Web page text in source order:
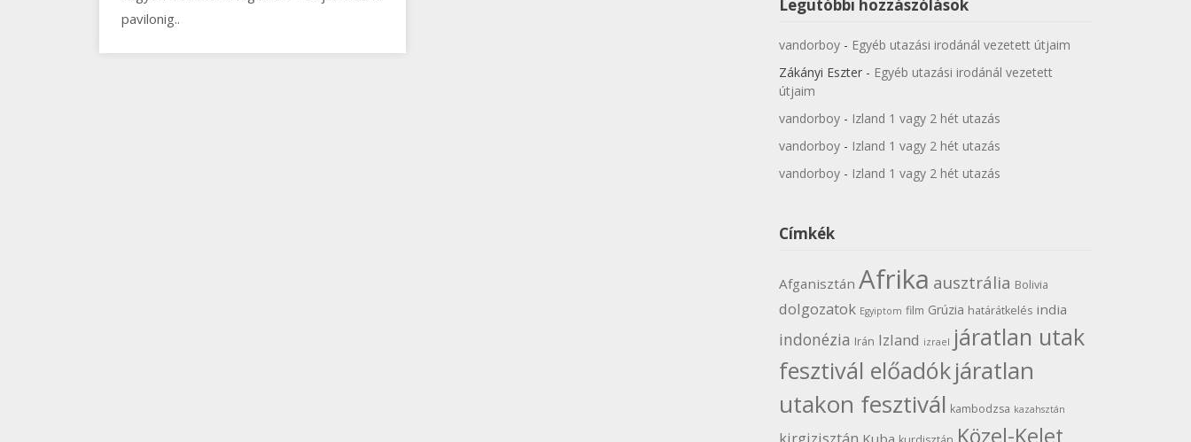
pavilonig..
Legutóbbi hozzászólások
vandorboy- Egyéb utazási irodánál vezetett útjaim
Zákányi Eszter- Egyéb utazási irodánál vezetett
útjaim
vandorboy- Izland 1 vagy 2 hét utazás
vandorboy- Izland 1 vagy 2 hét utazás
vandorboy- Izland 1 vagy 2 hét utazás
Címkék
Afganisztán Afrika ausztrália Bolivia
dolgozatok Egyiptom film Grúzia határátkelés india
indonézia Irán Izland izrael járatlan utak
fesztivál előadókjáratlan
utakon fesztivál kambodzsa kazahsztán
kirgizisztán Kuba Közel-Kelet